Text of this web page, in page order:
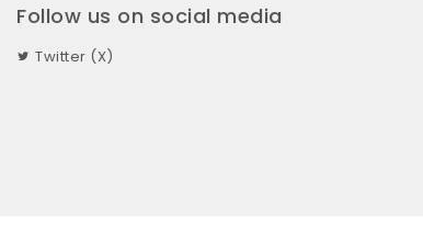
Follow us on social media
Twitter (X)